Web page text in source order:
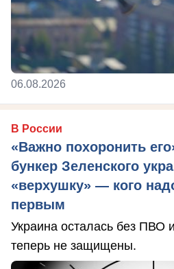
06.08.2026
В России
«Важно похоронить
бункер Зеленского
«верхушку» — кого
первым
Украина осталась без ПВО
теперь не защищены.